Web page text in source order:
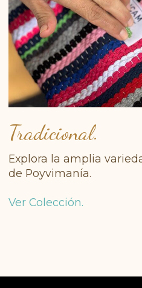
Tradicional.
Explora la amplia
de Poyvimanía.
Ver Colección.